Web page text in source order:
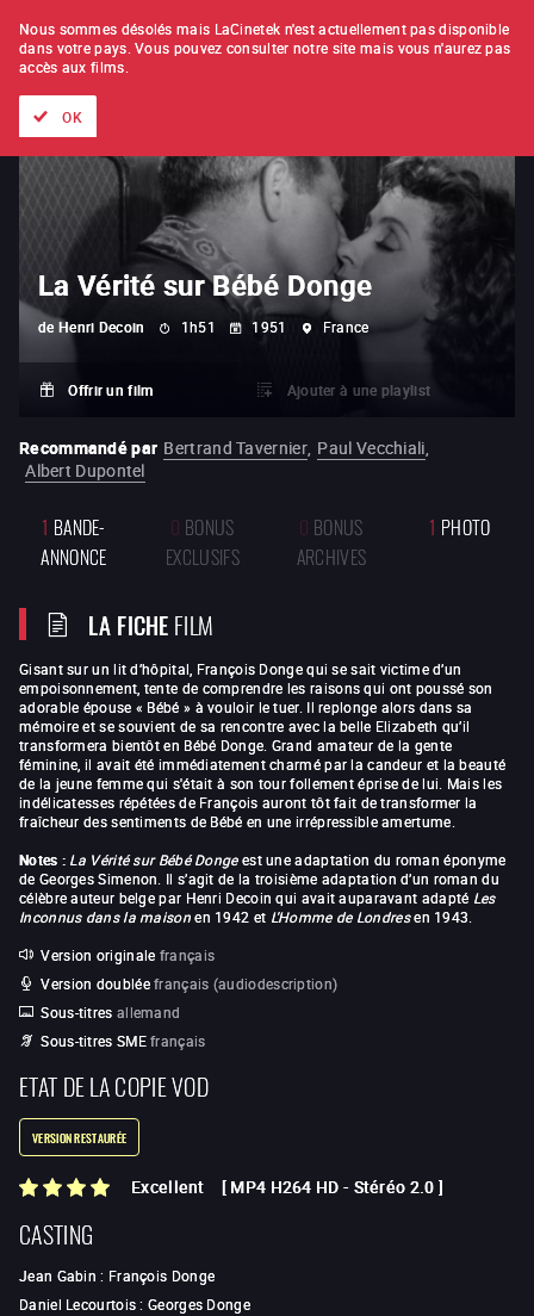
À L'UNITÉ ABONNEMENT
La Vérité sur Bébé Donge
de Henri Decoin 1h51 1951 France
Offrir un film Ajouter à une playlist
Recommandé par Bertrand Tavernier, Paul Vecchiali,
Albert Dupontel
1 BANDE-
ANNONCE
0 BONUS
EXCLUSIFS
0 BONUS
ARCHIVES
1 PHOTO
LA FICHEFILM
Gisant sur un lit d’hôpital, François Donge qui se sait victime d’un
empoisonnement, tente de comprendre les raisons qui ont poussé son
adorable épouse « Bébé » à vouloir le tuer. Il replonge alors dans sa
mémoire et se souvient de sa rencontre avec la belle Elizabeth qu’il
transformera bientôt en Bébé Donge. Grand amateur de la gente
féminine, il avait été immédiatement charmé par la candeur et la beauté
de la jeune femme qui s'était à son tour follement éprise de lui. Mais les
indélicatesses répétées de François auront tôt fait de transformer la
fraîcheur des sentiments de Bébé en une irrépressible amertume.
Notes : La Vérité sur Bébé Dongeest une adaptation du roman éponyme
de Georges Simenon. Il s’agit de la troisième adaptation d’un roman du
célèbre auteur belge par Henri Decoin qui avait auparavant adapté Les
Inconnus dans la maisonen 1942 et L'Homme de Londresen 1943.
Version originale français
Version doublée français (audiodescription)
Sous-titres allemand
Sous-titres SME français
ETAT DE LA COPIE VOD
VERSION RESTAURÉE
Excellent [ MP4 H264 HD - Stéréo 2.0 ]
CASTING
Jean Gabin : François Donge
Daniel Lecourtois:Georges Donge
Nous sommes désolés mais LaCinetek n'est actuellement pas disponible
dans votre pays. Vous pouvez consulter notre site mais vous n'aurez pas
accès aux films.
OK